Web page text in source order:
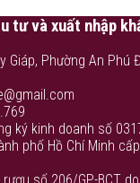
tư và xuất nhập
Giáp, Phường An Phú
ký kinh doanh số
phố Hồ Chí Minh